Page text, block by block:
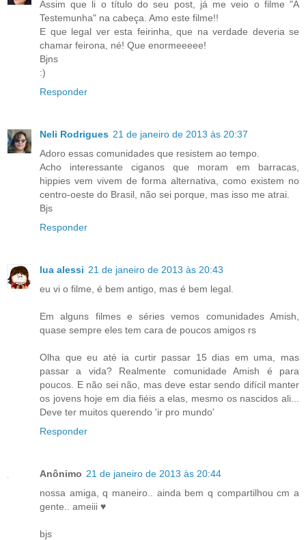
Assim que li o título do seu post, já me veio o filme "A
Testemunha" na cabeça. Amo este filme!!
E que legal ver esta feirinha, que na verdade deveria se
chamar feirona, né! Que enormeeeee!
Bjns
:)
Responder
Neli Rodrigues 21 de janeiro de 2013 às 20:37
Adoro essas comunidades que resistem ao tempo.
Acho interessante ciganos que moram em barracas,
hippies vem vivem de forma alternativa, como existem no
centro-oeste do Brasil, não sei porque, mas isso me atrai.
Bjs
Responder
lua alessi 21 de janeiro de 2013 às 20:43
eu vi o filme, é bem antigo, mas é bem legal.
Em alguns filmes e séries vemos comunidades Amish,
quase sempre eles tem cara de poucos amigos rs
Olha que eu até ia curtir passar 15 dias em uma, mas
passar a vida? Realmente comunidade Amish é para
poucos. E não sei não, mas deve estar sendo difícil manter
os jovens hoje em dia fiéis a elas, mesmo os nascidos ali...
Deve ter muitos querendo 'ir pro mundo'
Responder
Anônimo 21 de janeiro de 2013 às 20:44
nossa amiga, q maneiro.. ainda bem q compartilhou cm a
gente.. ameiii ♥
bjs